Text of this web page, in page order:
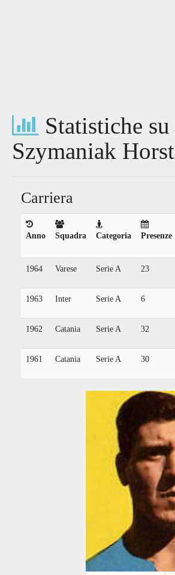
Statistiche su
Szymaniak Horst
Carriera
Anno Squadra Categoria Presenze
1964 Varese Serie A 23
1963 Inter Serie A 6
1962 Catania Serie A 32
1961 Catania Serie A 30